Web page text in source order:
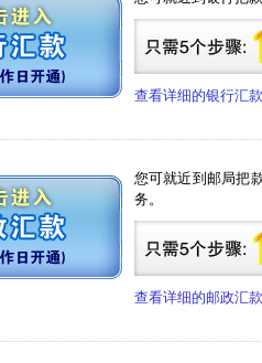
查看详细的银行汇
您可就近到邮局把
务。
查看详细的邮政汇